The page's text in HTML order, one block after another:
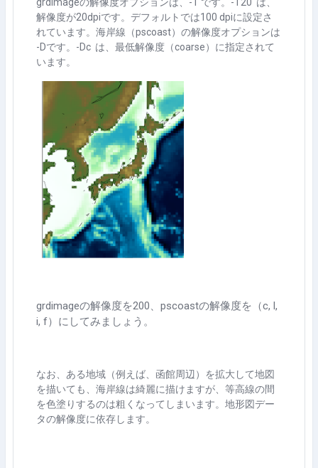
grdimageの解像度オプションは、-T です。-T20 は、
解像度が20dpiです。デフォルトでは100 dpiに設定さ
れています。海岸線（pscoast）の解像度オプションは
-Dです。-Dc は、最低解像度（coarse）に指定されて
います。
grdimageの解像度を200、pscoastの解像度を（c, l,
i, f）にしてみましょう。
なお、ある地域（例えば、函館周辺）を拡大して地図
を描いても、海岸線は綺麗に描けますが、等高線の間
を色塗りするのは粗くなってしまいます。地形図デー
タの解像度に依存します。